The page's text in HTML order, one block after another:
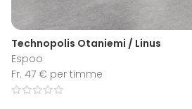
Technopolis Otaniemi / Linus
Espoo
Fr. 47 € per timme